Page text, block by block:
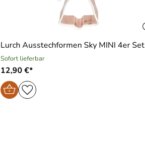
Lurch Ausstechformen Sky MINI 4er Set
Sofort lieferbar
12,90 €*